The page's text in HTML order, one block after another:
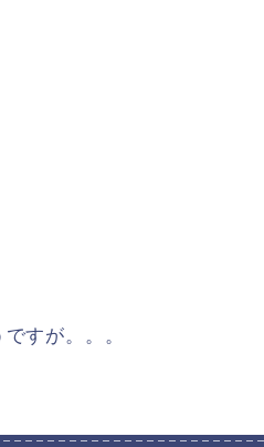
すが。。。